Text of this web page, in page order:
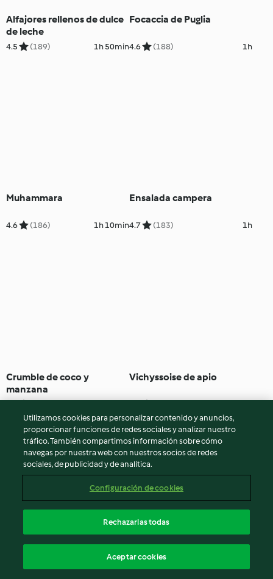
Alfajores rellenos de dulce
de leche
4.5 (189) 1h 50min
Focaccia de Puglia
4.6 (188) 1h
Muhammara
4.6 (186) 1h 10min
Ensalada campera
4.7 (183) 1h
Crumble de coco y
manzana
Vichyssoise de apio
Salmorejo de remolacha Masa de pan básica
Utilizamos cookies para personalizar contenido y anuncios,
proporcionar funciones de redes sociales y analizar nuestro
tráfico. También compartimos información sobre cómo
navegas por nuestra web con nuestros socios de redes
sociales, de publicidad y de analítica.
Configuración de cookies
Rechazarlas todas
Aceptar cookies